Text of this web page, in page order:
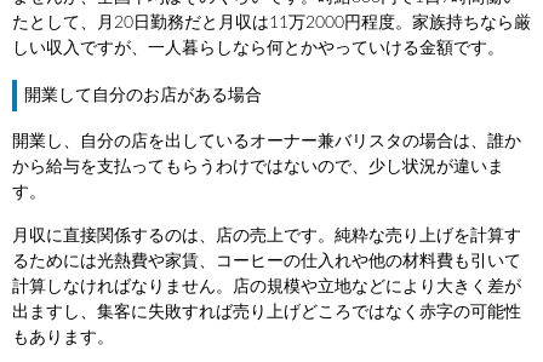
たとして、月20日勤務だと月収は11万2000円程度。家族持ちなら厳
しい収入ですが、一人暮らしなら何とかやっていける金額です。
開業して自分のお店がある場合
開業し、自分の店を出しているオーナー兼バリスタの場合は、誰か
から給与を支払ってもらうわけではないので、少し状況が違いま
す。
月収に直接関係するのは、店の売上です。純粋な売り上げを計算す
るためには光熱費や家賃、コーヒーの仕入れや他の材料費も引いて
計算しなければなりません。店の規模や立地などにより大きく差が
出ますし、集客に失敗すれば売り上げどころではなく赤字の可能性
もあります。